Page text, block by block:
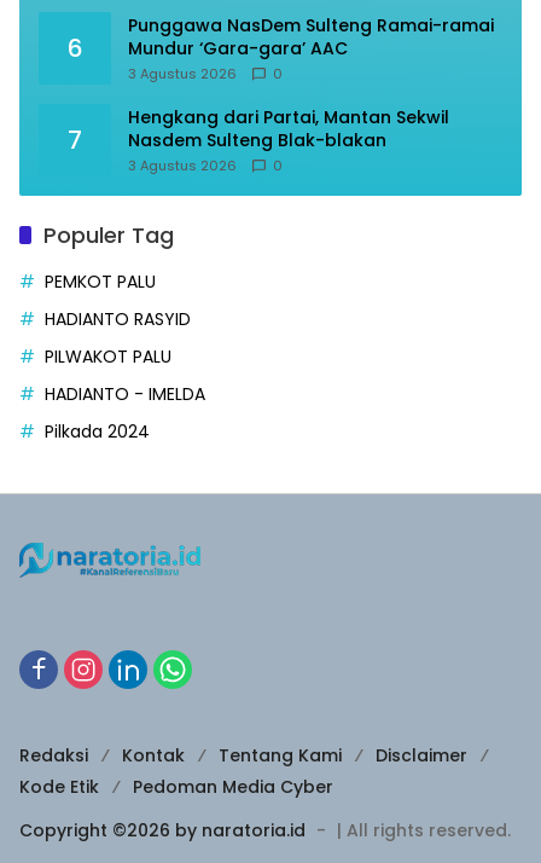
6
Punggawa NasDem Sulteng Ramai-ramai
Mundur ‘Gara-gara’ AAC
3 Agustus 2026 0
7
Hengkang dari Partai, Mantan Sekwil
Nasdem Sulteng Blak-blakan
3 Agustus 2026 0
Populer Tag
PEMKOT PALU
HADIANTO RASYID
PILWAKOT PALU
HADIANTO - IMELDA
Pilkada 2024
Redaksi Kontak Tentang Kami
Disclaimer
Kode Etik
Pedoman Media Cyber
Copyright ©2026 by naratoria.id - | All rights reserved.